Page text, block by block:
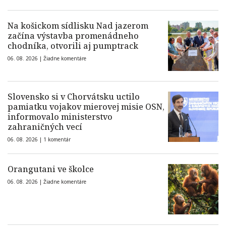
Na košickom sídlisku Nad jazerom
začína výstavba promenádneho
chodníka, otvorili aj pumptrack
06. 08. 2026 | Žiadne komentáre
Slovensko si v Chorvátsku uctilo
pamiatku vojakov mierovej misie OSN,
informovalo ministerstvo
zahraničných vecí
06. 08. 2026 | 1 komentár
Orangutani ve školce
06. 08. 2026 | Žiadne komentáre